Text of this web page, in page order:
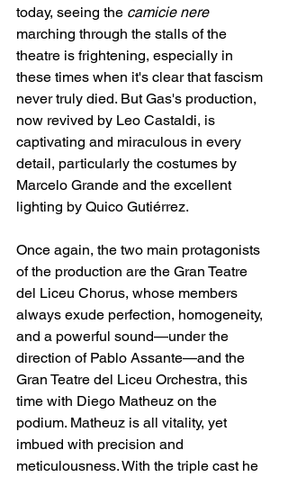
today, seeing the camicie nere
marching through the stalls of the
theatre is frightening, especially in
these times when it's clear that fascism
never truly died. But Gas's production,
now revived by Leo Castaldi, is
captivating and miraculous in every
detail, particularly the costumes by
Marcelo Grande and the excellent
lighting by Quico Gutiérrez.
Once again, the two main protagonists
of the production are the Gran Teatre
del Liceu Chorus, whose members
always exude perfection, homogeneity,
and a powerful sound—under the
direction of Pablo Assante—and the
Gran Teatre del Liceu Orchestra, this
time with Diego Matheuz on the
podium. Matheuz is all vitality, yet
imbued with precision and
meticulousness. With the triple cast he